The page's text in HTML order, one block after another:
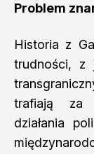
Problem
Historia z
trudności, z
trafiają za
działania